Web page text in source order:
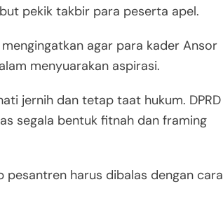
pekik takbir para peserta apel.
agar para kader Ansor
menyuarakan aspirasi.
jernih dan tetap taat hukum. DPRD
segala bentuk fitnah dan framing
pesantren harus dibalas dengan cara